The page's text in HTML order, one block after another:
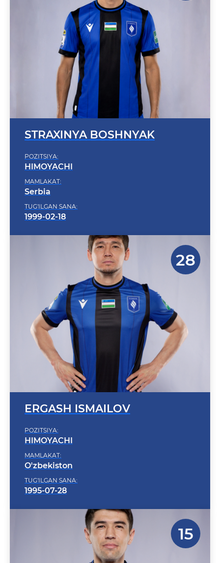
STRAXINYA BOSHNYAK
HIMOYACHI
MAMLAKAT:
Serbia
TUG'ILGAN SANA:
1999-02-18
ERGASH ISMAILOV
HIMOYACHI
MAMLAKAT:
O'zbekiston
TUG'ILGAN SANA:
1995-07-28